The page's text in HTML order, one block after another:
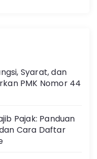
Syarat, dan
PMK Nomor 44
Pajak: Panduan
Cara Daftar